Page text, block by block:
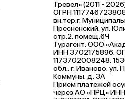
Тревел» (2011 -
ОГРН
вн.тер.г.
Пресненский, ул.
стр.2, помещ.6Ч
Турагент: ООО
ИНН 3702175896,
1173702008248,
обл., г. Иваново, ул.
Коммуны, д. ЗА
Прием платежей
через АО «ПРЦ»